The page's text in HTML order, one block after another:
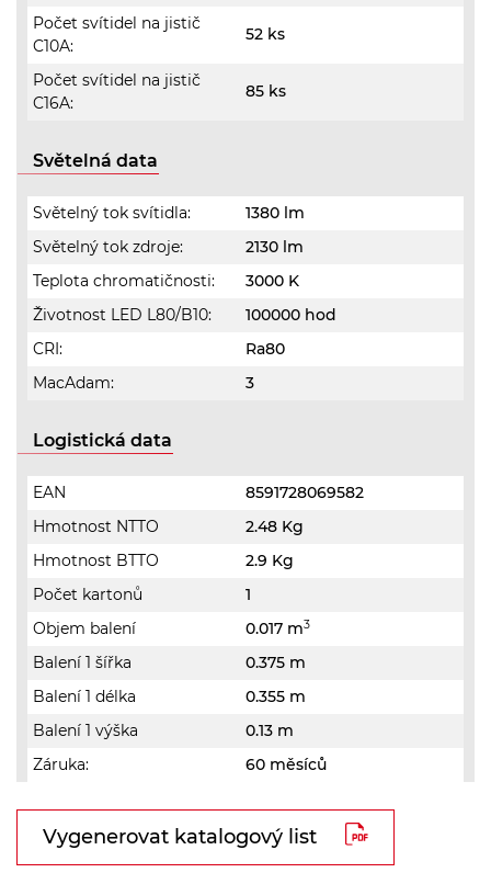
Počet svítidel na jistič
C10A:
52 ks
Počet svítidel na jistič
C16A:
85 ks
Světelná data
Světelný tok svítidla:
1380 lm
Světelný tok zdroje:
2130 lm
Teplota chromatičnosti:
3000 K
Životnost LED L80/B10:
100000 hod
CRI:
Ra80
MacAdam:
3
Logistická data
EAN
8591728069582
Hmotnost NTTO
2.48 Kg
Hmotnost BTTO
2.9 Kg
Počet kartonů
1
Objem balení
0.017 m3
Balení 1 šířka
0.375 m
Balení 1 délka
0.355 m
Balení 1 výška
0.13 m
Záruka:
60 měsíců
Vygenerovat katalogový list